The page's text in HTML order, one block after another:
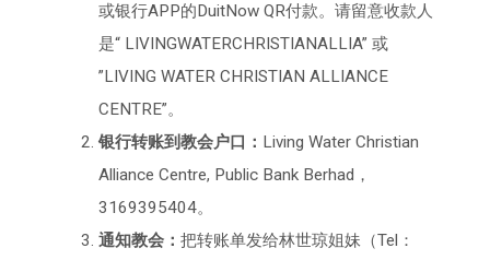
或银行APP的DuitNow QR付款。请留意收款人
是“ LIVINGWATERCHRISTIANALLIA” 或
”LIVING WATER CHRISTIAN ALLIANCE
CENTRE”。
银行转账到教会户口： Living Water Christian
Alliance Centre, Public Bank Berhad，
3169395404。
通知教会： 把转账单发给林世琼姐妹（Tel：